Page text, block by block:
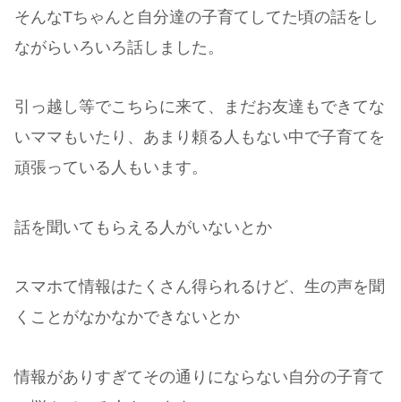
そんなTちゃんと自分達の子育てしてた頃の話をし
ながらいろいろ話しました。
引っ越し等でこちらに来て、まだお友達もできてな
いママもいたり、あまり頼る人もない中で子育てを
頑張っている人もいます。
話を聞いてもらえる人がいないとか
スマホて情報はたくさん得られるけど、生の声を聞
くことがなかなかできないとか
情報がありすぎてその通りにならない自分の子育て